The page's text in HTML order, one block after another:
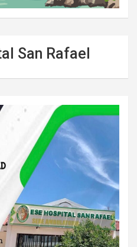
San Rafael